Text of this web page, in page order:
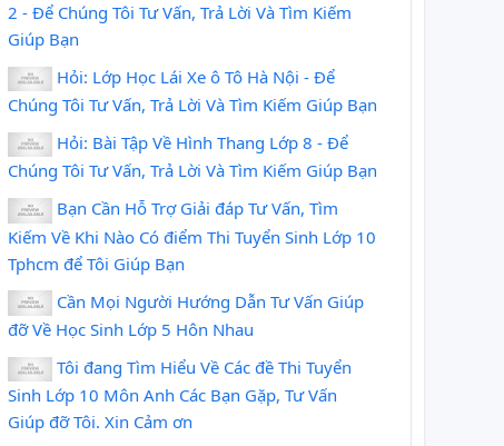
Calcium vs.
Water in
RamZland!⚗️
Ca+2H2O →
Ca(OH)2+H2
10.21c | How to
intermolecular
2 - Để Chúng Tôi Tư Vấn, Trả Lời Và Tìm Kiếm
Giúp Bạn
Hỏi: Lớp Học Lái Xe ô Tô Hà Nội - Để
Chúng Tôi Tư Vấn, Trả Lời Và Tìm Kiếm Giúp Bạn
Hỏi: Bài Tập Về Hình Thang Lớp 8 - Để
Chúng Tôi Tư Vấn, Trả Lời Và Tìm Kiếm Giúp Bạn
Bạn Cần Hỗ Trợ Giải đáp Tư Vấn, Tìm
Kiếm Về Khi Nào Có điểm Thi Tuyển Sinh Lớp 10
Tphcm để Tôi Giúp Bạn
Cần Mọi Người Hướng Dẫn Tư Vấn Giúp
đỡ Về Học Sinh Lớp 5 Hôn Nhau
Tôi đang Tìm Hiểu Về Các đề Thi Tuyển
Sinh Lớp 10 Môn Anh Các Bạn Gặp, Tư Vấn
Giúp đỡ Tôi. Xin Cảm ơn